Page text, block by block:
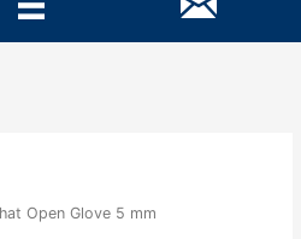
Open Glove 5 mm